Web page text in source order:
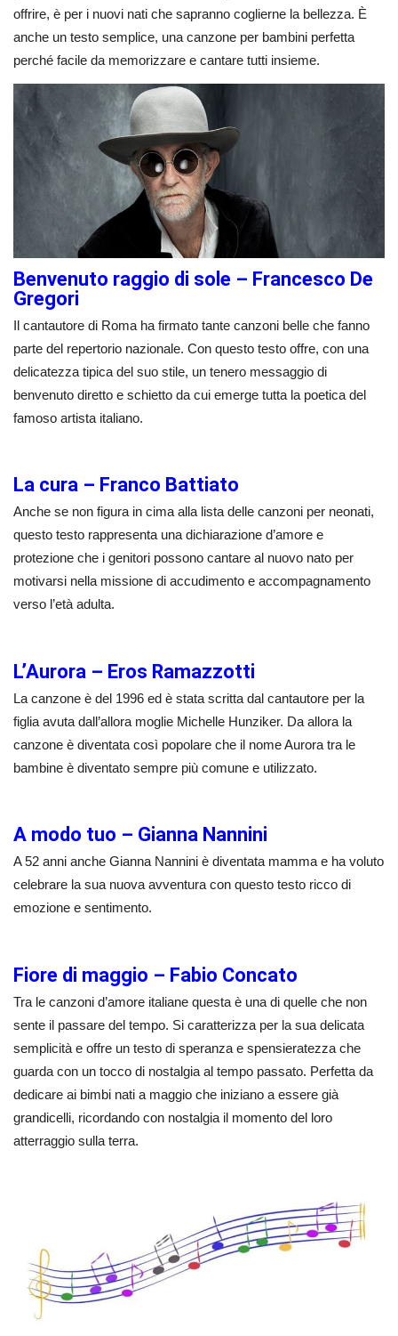
offrire, è per i nuovi nati che sapranno coglierne la bellezza. È
anche un testo semplice, una canzone per bambini perfetta
perché facile da memorizzare e cantare tutti insieme.
Benvenuto raggio di sole – Francesco De
Gregori
Il cantautore di Roma ha firmato tante canzoni belle che fanno
parte del repertorio nazionale. Con questo testo offre, con una
delicatezza tipica del suo stile, un tenero messaggio di
benvenuto diretto e schietto da cui emerge tutta la poetica del
famoso artista italiano.
La cura – Franco Battiato
Anche se non figura in cima alla lista delle canzoni per neonati,
questo testo rappresenta una dichiarazione d’amore e
protezione che i genitori possono cantare al nuovo nato per
motivarsi nella missione di accudimento e accompagnamento
verso l’età adulta.
L’Aurora – Eros Ramazzotti
La canzone è del 1996 ed è stata scritta dal cantautore per la
figlia avuta dall’allora moglie Michelle Hunziker. Da allora la
canzone è diventata così popolare che il nome Aurora tra le
bambine è diventato sempre più comune e utilizzato.
A modo tuo – Gianna Nannini
A 52 anni anche Gianna Nannini è diventata mamma e ha voluto
celebrare la sua nuova avventura con questo testo ricco di
emozione e sentimento.
Fiore di maggio – Fabio Concato
Tra le canzoni d’amore italiane questa è una di quelle che non
sente il passare del tempo. Si caratterizza per la sua delicata
semplicità e offre un testo di speranza e spensieratezza che
guarda con un tocco di nostalgia al tempo passato. Perfetta da
dedicare ai bimbi nati a maggio che iniziano a essere già
grandicelli, ricordando con nostalgia il momento del loro
atterraggio sulla terra.